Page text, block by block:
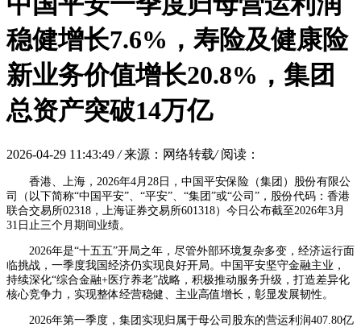
稳健增长7.6%，寿险及健康险
新业务价值增长20.8%，集团
总资产突破14万亿
2026-04-29 11:43:49 / 来源：网络转载/ 阅读：
香港、上海，2026年4月28日，中国平安保险（集团）股份有限公
司（以下简称“中国平安”、“平安”、“集团”或“公司”，股份代码：香港
联合交易所02318，上海证券交易所601318）今日公布截至2026年3月
31日止三个月期间业绩。
2026年是“十五五”开局之年，尽管外部环境复杂多变，经济运行面
临挑战，一季度我国经济仍实现良好开局。中国平安坚守金融主业，
持续深化“综合金融+医疗养老”战略，积极推动服务升级，打造差异化
核心竞争力，实现整体经营稳健、主业高值增长，彰显发展韧性。
2026年第一季度，集团实现归属于母公司股东的营运利润407.80亿